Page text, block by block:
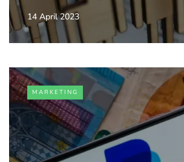
14 April 2023
MARKETING